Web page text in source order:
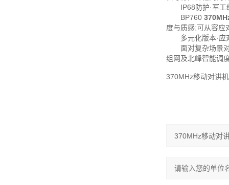
IP68防护·军工
BP760
度与质感;可从容应
多元化版本·应
面对复杂场景对
组网及北峰智能调
370MHz移动对讲机